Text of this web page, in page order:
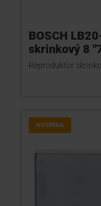
BOSCH
skrinkový 8
Reproduktor
NOVINKA